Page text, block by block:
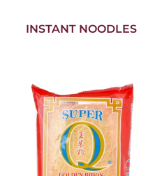
INSTANT NOODLES